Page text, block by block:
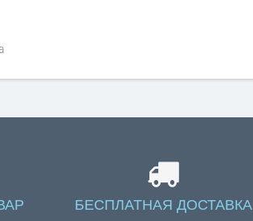
БЕСПЛАТНАЯ ДОСТАВКА